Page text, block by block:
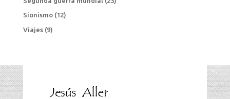
Sionismo(12)
Viajes(9)